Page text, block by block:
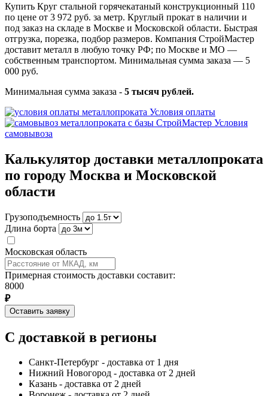
Купить Круг стальной горячекатаный конструкционный 110
по цене от 3 972 руб. за метр. Круглый прокат в наличии и
под заказ на складе в Москве и Московской области. Быстрая
отгрузка, порезка, подбор размеров. Компания СтройМастер
доставит металл в любую точку РФ; по Москве и МО —
собственным транспортом. Минимальная сумма заказа — 5
000 руб.
Минимальная сумма заказа - 5 тысяч рублей.
Условия оплаты
Условия
самовывоза
Калькулятор доставки металлопроката
по городу Москва и Московской
области
Грузоподъемность
Длина борта
Московская область
Примерная стоимость доставки составит:
8000
₽
Оставить заявку
С доставкой в регионы
Санкт-Петербург - доставка от 1 дня
Нижний Новогород - доставка от 2 дней
Казань - доставка от 2 дней